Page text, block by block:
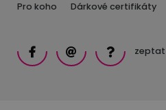
Pro koho
Dárkové certifikáty
zeptat